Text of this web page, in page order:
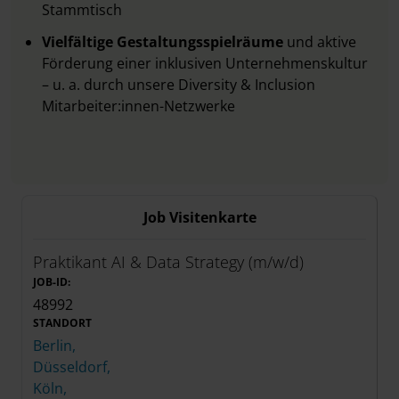
Stammtisch
Vielfältige Gestaltungsspielräume und aktive
Förderung einer inklusiven Unternehmenskultur
– u. a. durch unsere Diversity & Inclusion
Mitarbeiter:innen-Netzwerke
Job Visitenkarte
Praktikant AI & Data Strategy (m/w/d)
JOB-ID:
48992
STANDORT
Berlin,
Düsseldorf,
Köln,